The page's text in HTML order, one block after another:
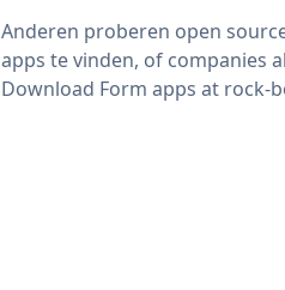
Anderen proberen open
apps te vinden, of companies
Download Form apps at rock-